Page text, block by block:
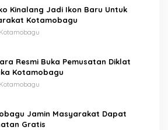
Kinalang Jadi Ikon Baru Untuk
Kotamobagu
Resmi Buka Pemusatan Diklat
Kotamobagu
Jamin Masyarakat Dapat
Gratis